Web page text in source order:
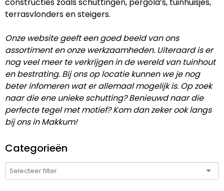
terrasvlonders en steigers.
Onze website geeft een goed beeld van ons
assortiment en onze werkzaamheden. Uiteraard is er
nog veel meer te verkrijgen in de wereld van tuinhout
en bestrating. Bij ons op locatie kunnen we je nog
beter infomeren wat er allemaal mogelijk is. Op zoek
naar die ene unieke schutting? Benieuwd naar die
perfecte tegel met motief? Kom dan zeker ook langs
bij ons in Makkum!
Categorieën